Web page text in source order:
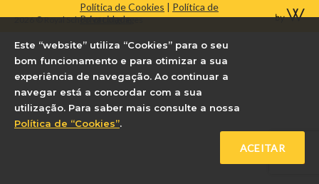
2026 © Royal School of Languages
Política de Cookies | Política de
Privacidade
Este “website” utiliza “Cookies” para o seu
bom funcionamento e para otimizar a sua
experiência de navegação. Ao continuar a
navegar está a concordar com a sua
utilização. Para saber mais consulte a nossa
Política de “Cookies”.
ACEITAR